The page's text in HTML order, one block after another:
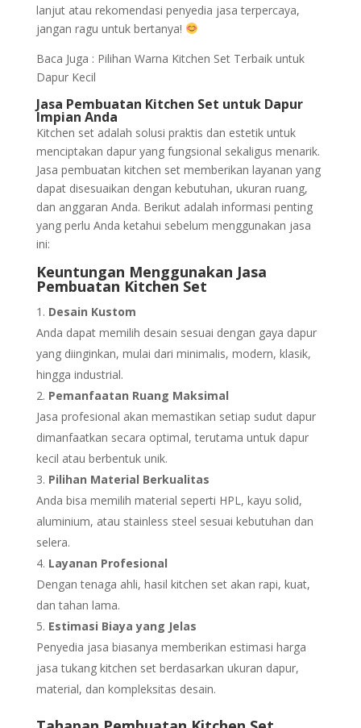
lanjut atau rekomendasi penyedia jasa terpercaya,
jangan ragu untuk bertanya!
Baca Juga : Pilihan Warna Kitchen Set Terbaik untuk
Dapur Kecil
Jasa Pembuatan Kitchen Set untuk Dapur
Impian Anda
Kitchen set adalah solusi praktis dan estetik untuk
menciptakan dapur yang fungsional sekaligus menarik.
Jasa pembuatan kitchen set memberikan layanan yang
dapat disesuaikan dengan kebutuhan, ukuran ruang,
dan anggaran Anda. Berikut adalah informasi penting
yang perlu Anda ketahui sebelum menggunakan jasa
ini:
Keuntungan Menggunakan Jasa
Pembuatan Kitchen Set
Desain Kustom
Anda dapat memilih desain sesuai dengan gaya dapur
yang diinginkan, mulai dari minimalis, modern, klasik,
hingga industrial.
Pemanfaatan Ruang Maksimal
Jasa profesional akan memastikan setiap sudut dapur
dimanfaatkan secara optimal, terutama untuk dapur
kecil atau berbentuk unik.
Pilihan Material Berkualitas
Anda bisa memilih material seperti HPL, kayu solid,
aluminium, atau stainless steel sesuai kebutuhan dan
selera.
Layanan Profesional
Dengan tenaga ahli, hasil kitchen set akan rapi, kuat,
dan tahan lama.
Estimasi Biaya yang Jelas
Penyedia jasa biasanya memberikan estimasi harga
jasa tukang kitchen set berdasarkan ukuran dapur,
material, dan kompleksitas desain.